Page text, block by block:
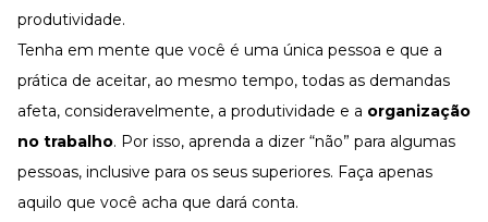
produtividade.
Tenha em mente que você é uma única pessoa e que a
prática de aceitar, ao mesmo tempo, todas as demandas
afeta, consideravelmente, a produtividade e a organização
no trabalho. Por isso, aprenda a dizer “não” para algumas
pessoas, inclusive para os seus superiores. Faça apenas
aquilo que você acha que dará conta.